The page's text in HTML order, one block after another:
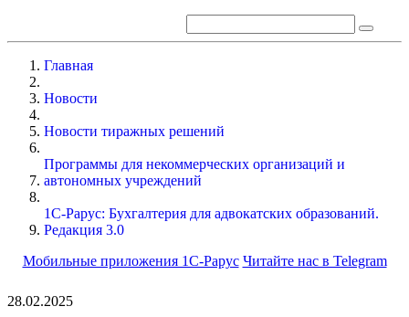
Главная
Новости
Новости тиражных решений
Программы для некоммерческих организаций и
автономных учреждений
1С-Рарус: Бухгалтерия для адвокатских образований.
Редакция 3.0
Мобильные приложения 1С-Рарус Читайте нас в Telegram
28.02.2025